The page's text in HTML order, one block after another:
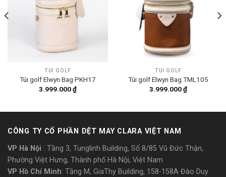
TÚI GOLF
Túi golf Elwyn Bag PKH17
3.999.000₫
TÚI GOLF
Túi golf Elwyn Bag TML105
3.999.000₫
CÔNG TY CỔ PHẦN DỆT MAY CLARA VIỆT NAM
VP Hà Nội : Tầng 3, Tunglinh Building, Số 8/85 Vũ Đức Thận,
Phường Việt Hưng, Thành phố Hà Nội, Việt Nam
VP Hồ Chí Minh: Tầng M, GiaThy Building, 158-158A Đào Duy